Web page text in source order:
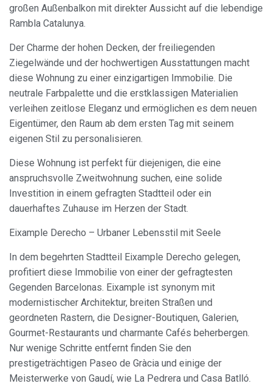
großen Außenbalkon mit direkter Aussicht auf die lebendige
Rambla Catalunya.
Der Charme der hohen Decken, der freiliegenden
Ziegelwände und der hochwertigen Ausstattungen macht
diese Wohnung zu einer einzigartigen Immobilie. Die
neutrale Farbpalette und die erstklassigen Materialien
verleihen zeitlose Eleganz und ermöglichen es dem neuen
Eigentümer, den Raum ab dem ersten Tag mit seinem
eigenen Stil zu personalisieren.
Diese Wohnung ist perfekt für diejenigen, die eine
anspruchsvolle Zweitwohnung suchen, eine solide
Investition in einem gefragten Stadtteil oder ein
dauerhaftes Zuhause im Herzen der Stadt.
Eixample Derecho – Urbaner Lebensstil mit Seele
In dem begehrten Stadtteil Eixample Derecho gelegen,
profitiert diese Immobilie von einer der gefragtesten
Gegenden Barcelonas. Eixample ist synonym mit
modernistischer Architektur, breiten Straßen und
geordneten Rastern, die Designer-Boutiquen, Galerien,
Gourmet-Restaurants und charmante Cafés beherbergen.
Nur wenige Schritte entfernt finden Sie den
prestigeträchtigen Paseo de Gràcia und einige der
Meisterwerke von Gaudí, wie La Pedrera und Casa Batlló.
Cookies ändern
Technik und Funktional
Immer aktiv
Informationen zu sammeln, um unsere Dienste zu
verbessern. Wenn Sie weiter surfen, akzeptieren Sie deren
Installation. Der Benutzer hat die Möglichkeit, seinen
Browser zu konfigurieren und auf Wunsch zu verhindern,